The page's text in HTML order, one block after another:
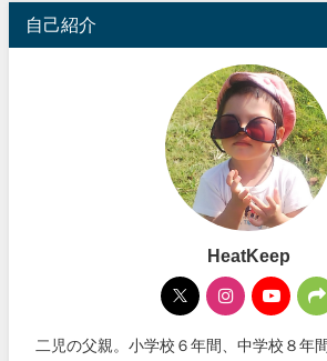
自己紹介
HeatKeep
二児の父親。小学校６年間、中学校８年